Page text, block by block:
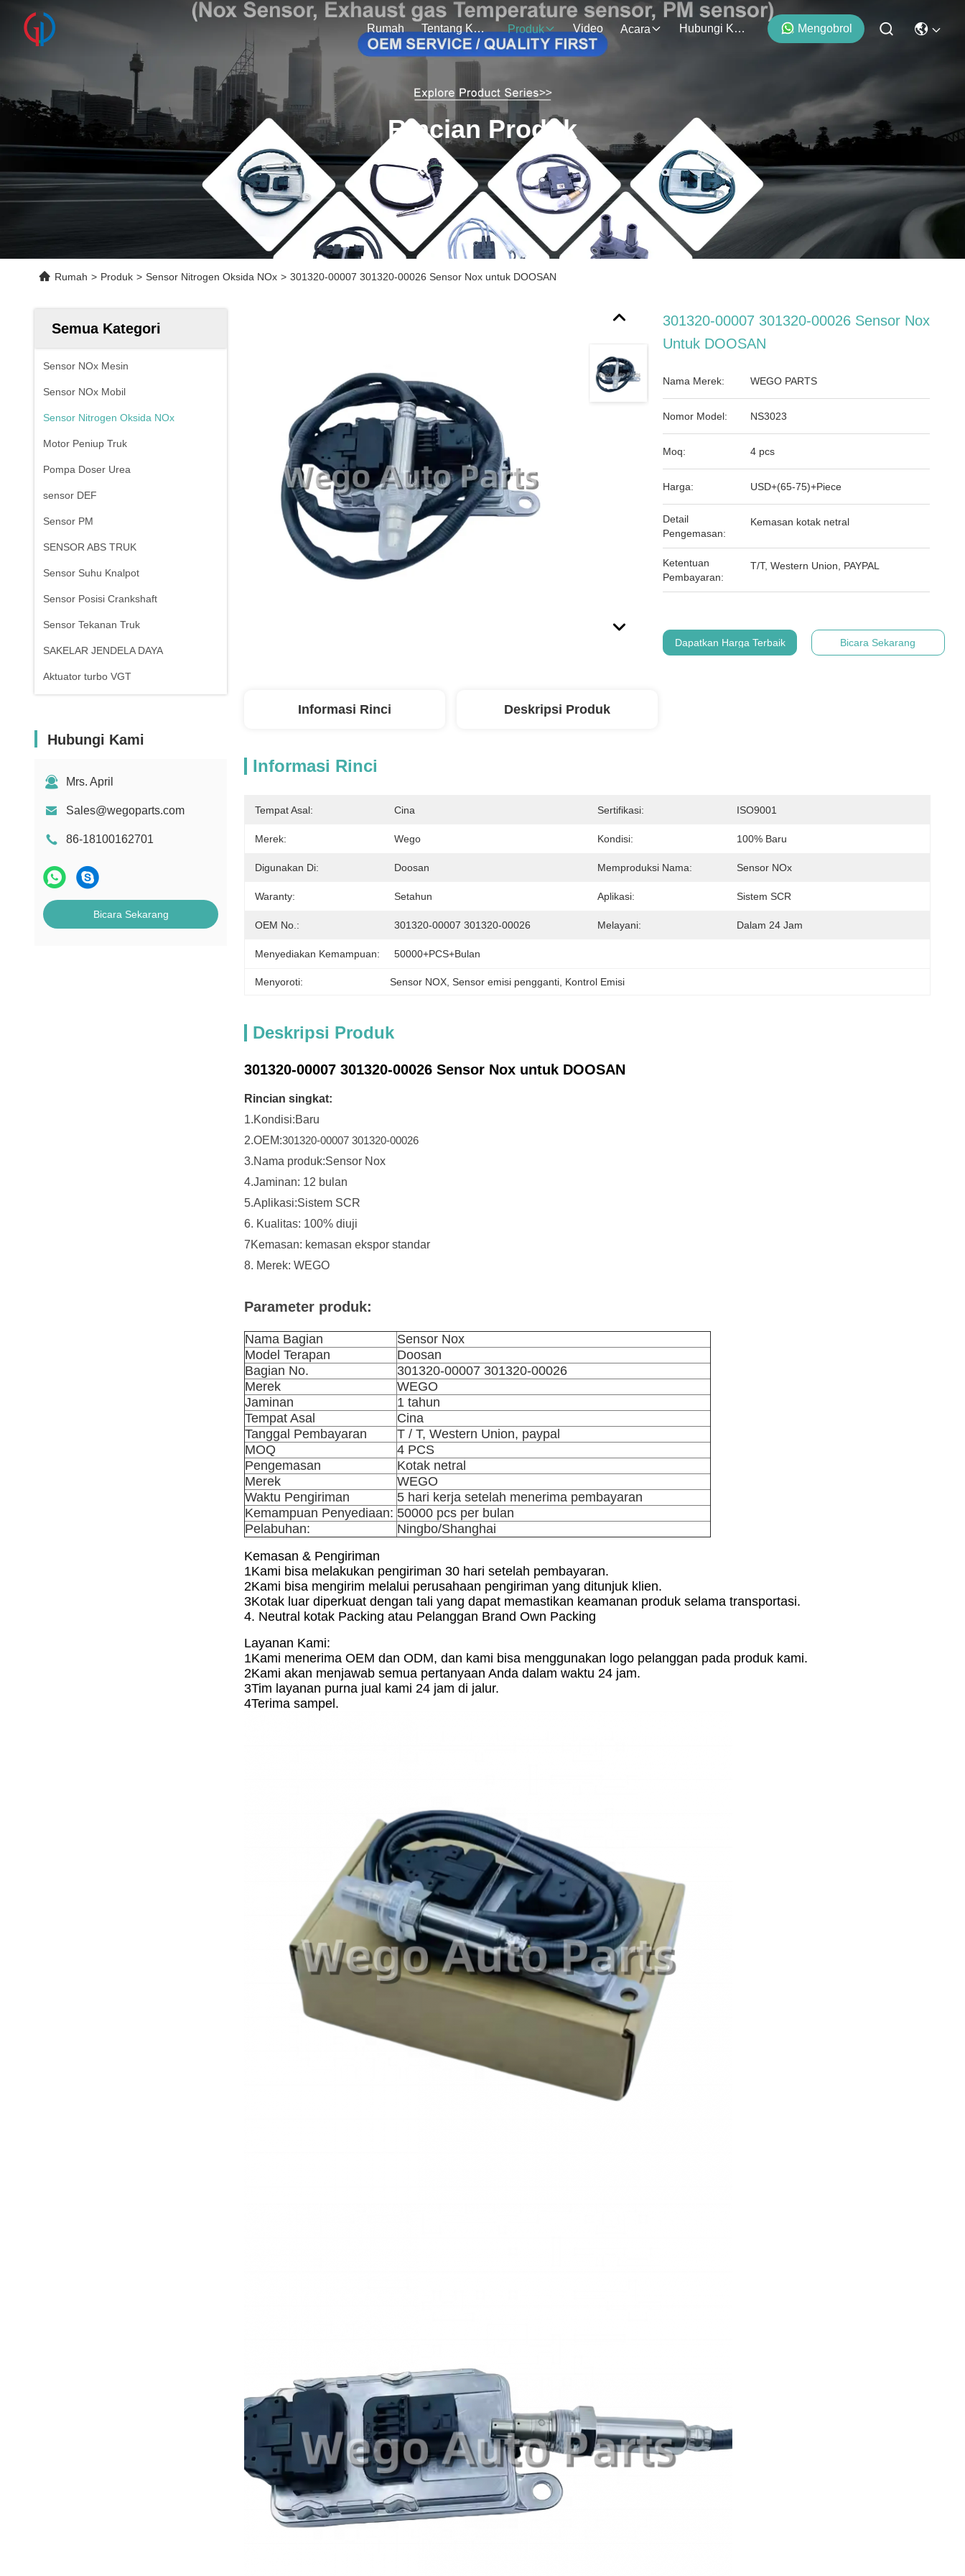
Rumah Tentang Kami Produk Video Acara Hubungi Kami Mengobrol
Rincian Produk
Rumah > Produk > Sensor Nitrogen Oksida NOx > 301320-00007 301320-00026 Sensor Nox untuk DOOSAN
Semua Kategori
Sensor NOx Mesin
Sensor NOx Mobil
Sensor Nitrogen Oksida NOx
Motor Peniup Truk
Pompa Doser Urea
sensor DEF
Sensor PM
SENSOR ABS TRUK
Sensor Suhu Knalpot
Sensor Posisi Crankshaft
Sensor Tekanan Truk
SAKELAR JENDELA DAYA
Aktuator turbo VGT
Hubungi Kami
Mrs. April
Sales@wegoparts.com
86-18100162701
Bicara Sekarang
301320-00007 301320-00026 Sensor Nox
Untuk DOOSAN
Nama Merek: WEGO PARTS
Nomor Model: NS3023
Moq: 4 pcs
Harga: USD+(65-75)+Piece
Detail
Pengemasan:
Kemasan kotak netral
Ketentuan
Pembayaran:
T/T, Western Union, PAYPAL
Dapatkan Harga Terbaik Bicara Sekarang
Informasi Rinci Deskripsi Produk
Informasi Rinci
Tempat Asal: Cina Sertifikasi: ISO9001
Merek: Wego Kondisi: 100% Baru
Digunakan Di: Doosan Memproduksi Nama: Sensor NOx
Waranty: Setahun Aplikasi: Sistem SCR
OEM No.: 301320-00007 301320-00026 Melayani: Dalam 24 Jam
Menyediakan Kemampuan: 50000+PCS+bulan
Menyoroti: Sensor NOX , Sensor emisi pengganti Kontrol Emisi
Deskripsi Produk
301320-00007 301320-00026 Sensor Nox untuk DOOSAN
Rincian singkat:
1.Kondisi:Baru
2.OEM:301320-00007 301320-00026
3.Nama produk:Sensor Nox
4.Jaminan: 12 bulan
5.Aplikasi:Sistem SCR
6. Kualitas: 100% diuji
7Kemasan: kemasan ekspor standar
8. Merek: WEGO
Parameter produk:
Nama Bagian
Sensor Nox
Model Terapan
Doosan
Bagian No.
301320-00007 301320-00026
Merek
WEGO
Jaminan
1 tahun
Tempat Asal
Cina
Tanggal Pembayaran
T / T, Western Union, paypal
MOQ
4 PCS
Pengemasan
Kotak netral
Merek
WEGO
Waktu Pengiriman
5 hari kerja setelah menerima pembayaran
Kemampuan Penyediaan: 50000 pcs per bulan
Pelabuhan:
Ningbo/Shanghai
Kemasan & Pengiriman
1Kami bisa melakukan pengiriman 30 hari setelah pembayaran.
2Kami bisa mengirim melalui perusahaan pengiriman yang ditunjuk klien.
3Kotak luar diperkuat dengan tali yang dapat memastikan keamanan produk selama transportasi.
4. Neutral kotak Packing atau Pelanggan Brand Own Packing
Layanan Kami:
1Kami menerima OEM dan ODM, dan kami bisa menggunakan logo pelanggan pada produk kami.
2Kami akan menjawab semua pertanyaan Anda dalam waktu 24 jam.
3Tim layanan purna jual kami 24 jam di jalur.
4Terima sampel.